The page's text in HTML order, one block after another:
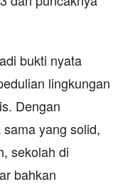
bukti nyata
lingkungan
Dengan
yang solid,
sekolah di
bahkan